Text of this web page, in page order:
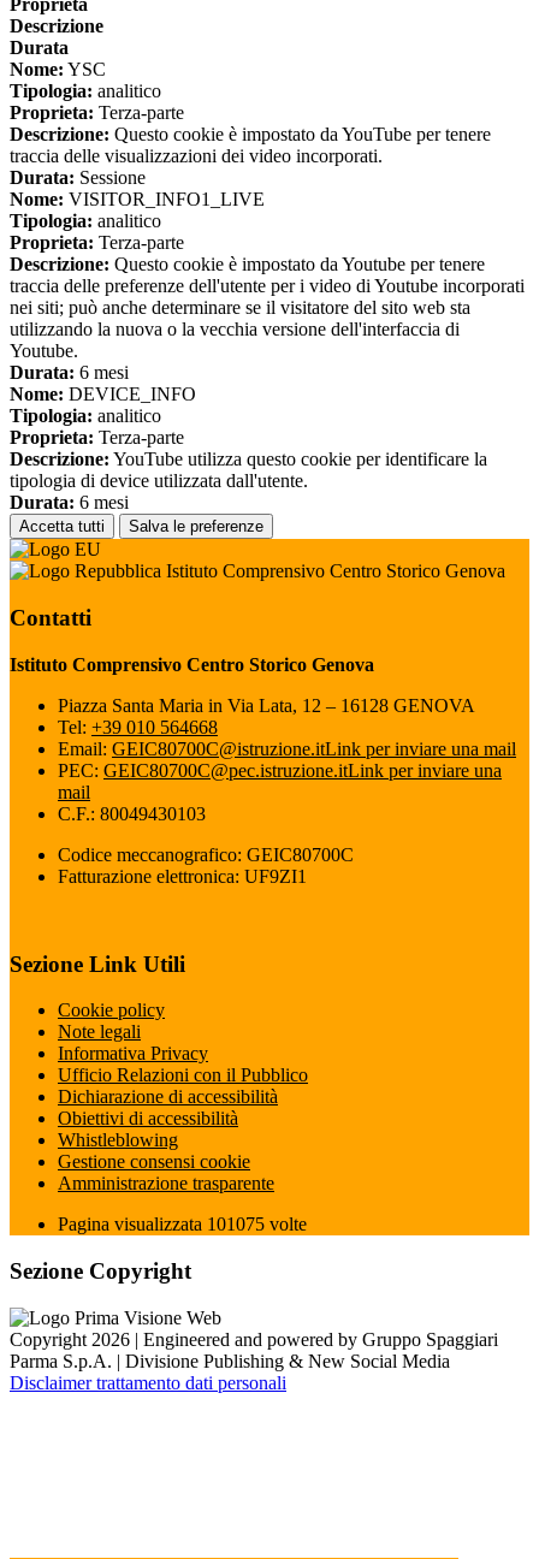
Proprieta
Descrizione
Durata
Nome: YSC
Tipologia: analitico
Proprieta: Terza-parte
Descrizione: Questo cookie è impostato da YouTube per tenere
traccia delle visualizzazioni dei video incorporati.
Durata: Sessione
Nome: VISITOR_INFO1_LIVE
Tipologia: analitico
Proprieta: Terza-parte
Descrizione: Questo cookie è impostato da Youtube per tenere
traccia delle preferenze dell'utente per i video di Youtube incorporati
nei siti; può anche determinare se il visitatore del sito web sta
utilizzando la nuova o la vecchia versione dell'interfaccia di
Youtube.
Durata: 6 mesi
Nome: DEVICE_INFO
Tipologia: analitico
Proprieta: Terza-parte
Descrizione: YouTube utilizza questo cookie per identificare la
tipologia di device utilizzata dall'utente.
Durata: 6 mesi
Accetta tutti Salva le preferenze
Istituto Comprensivo Centro Storico Genova
Contatti
Istituto Comprensivo Centro Storico Genova
Piazza Santa Maria in Via Lata, 12 – 16128 GENOVA
Tel: +39 010 564668
Email: GEIC80700C@istruzione.itLink per inviare una mail
PEC: GEIC80700C@pec.istruzione.itLink per inviare una
mail
C.F.: 80049430103
Codice meccanografico: GEIC80700C
Fatturazione elettronica: UF9ZI1
Sezione Link Utili
Cookie policy
Note legali
Informativa Privacy
Ufficio Relazioni con il Pubblico
Dichiarazione di accessibilità
Obiettivi di accessibilità
Whistleblowing
Gestione consensi cookie
Amministrazione trasparente
Pagina visualizzata 101075 volte
Sezione Copyright
Copyright 2026 | Engineered and powered by Gruppo Spaggiari
Parma S.p.A. | Divisione Publishing & New Social Media
Disclaimer trattamento dati personali